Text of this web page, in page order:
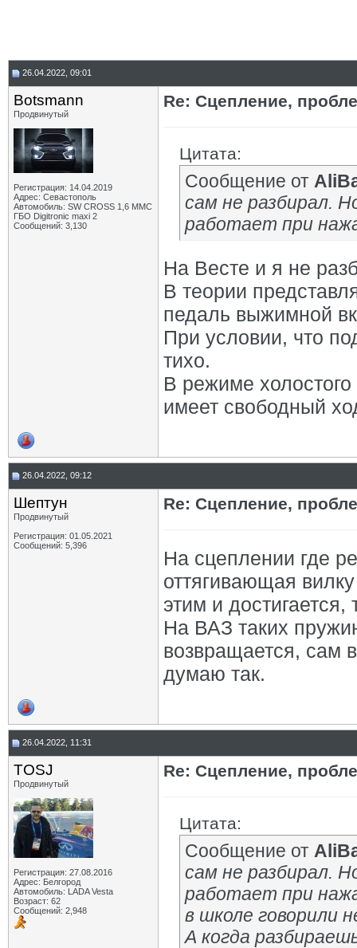
26.04.2022, 09:01
Botsmann
Продвинутый
Регистрация: 14.04.2019
Адрес: Севастополь
Автомобиль: SW CROSS 1,6 ММС
ГБО Digitronic maxi 2
Сообщений: 3,130
Re: Сцепление,
Цитата:
Сообщение от
сам не разбирал.
работает при
На Весте и я не
В теории
педаль выжимной
При условии, что
тихо.
В режиме
имеет свободный
26.04.2022, 09:12
Шептун
Продвинутый
Регистрация: 01.05.2021
Сообщений: 5,396
Re: Сцепление,
На сцеплении где
оттягивающая
этим и
На ВАЗ таких
возвращается, сам
думаю так.
26.04.2022, 11:31
TOSJ
Продвинутый
Регистрация: 27.08.2016
Адрес: Белгород
Автомобиль: LADA Vesta
Возраст: 62
Сообщений: 2,948
Re: Сцепление,
Цитата:
Сообщение от
сам не разбирал.
работает при
в школе говорили
А когда